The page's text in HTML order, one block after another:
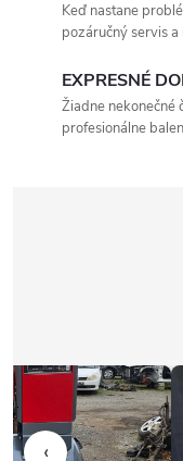
Keď nastane
pozáručný servis
EXPRESNÉ
Žiadne nekonečné
profesionálne
‹